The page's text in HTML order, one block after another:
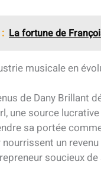
La fortune de
musicale en
de Dany Brillant
une source
sa portée
nourrissent un
soucieux